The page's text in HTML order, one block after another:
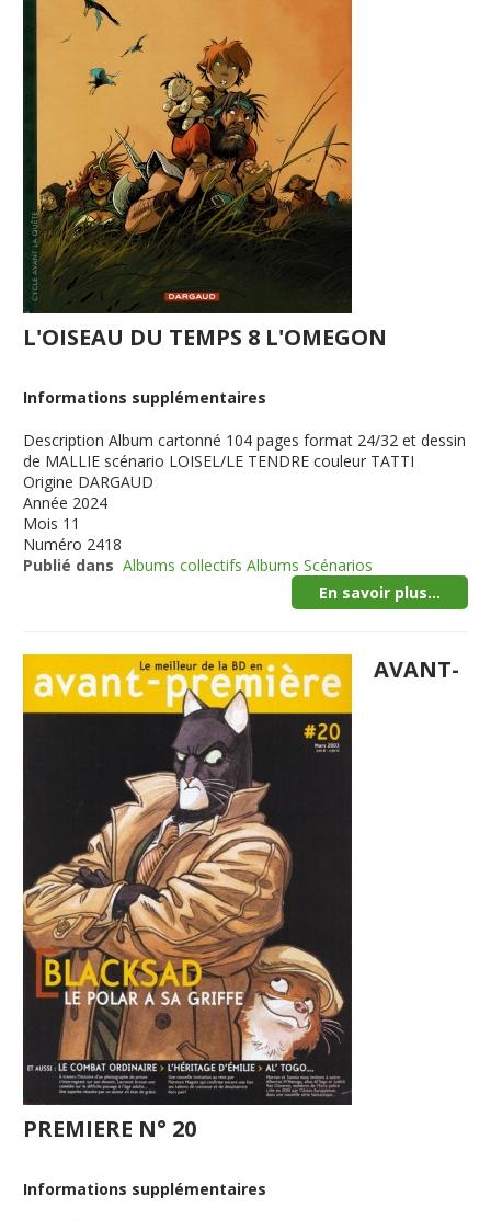
L'OISEAU DU TEMPS 8 L'OMEGON
Informations supplémentaires
Description Album cartonné 104 pages format 24/32 et dessin
de MALLIE scénario LOISEL/LE TENDRE couleur TATTI
Origine DARGAUD
Année 2024
Mois 11
Numéro 2418
Publié dans Albums collectifs Albums Scénarios
En savoir plus...
AVANT-
PREMIERE N° 20
Informations supplémentaires